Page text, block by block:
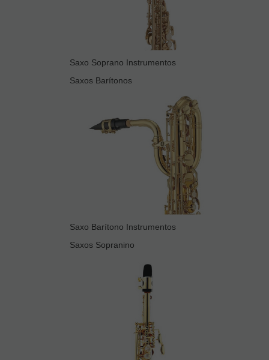
Saxo Soprano Instrumentos
Saxos Barítonos
Saxo Barítono Instrumentos
Saxos Sopranino